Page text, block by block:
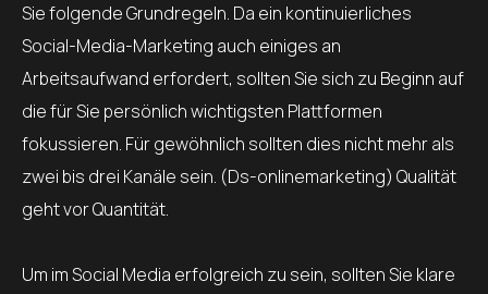
Sie folgende Grundregeln. Da ein kontinuierliches
Social-Media-Marketing auch einiges an
Arbeitsaufwand erfordert, sollten Sie sich zu Beginn auf
die für Sie persönlich wichtigsten Plattformen
fokussieren. Für gewöhnlich sollten dies nicht mehr als
zwei bis drei Kanäle sein. (Ds-onlinemarketing) Qualität
geht vor Quantität.
Um im Social Media erfolgreich zu sein, sollten Sie klare